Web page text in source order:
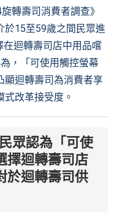
轉壽司消費者調查》
於15至59歲之間民眾進
在迴轉壽司店中用品嚐
，「可使用觸控螢幕
顯迴轉壽司為消費者享
改革接受度。
眾認為「可使
擇迴轉壽司店
於迴轉壽司供